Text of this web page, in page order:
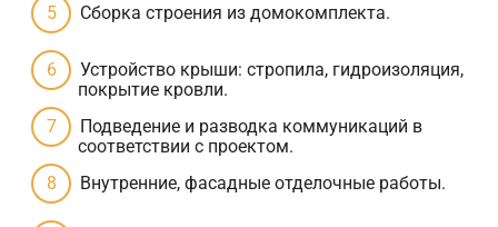
Сборка строения из домокомплекта.
Устройство крыши: стропила, гидроизоляция,
покрытие кровли.
Подведение и разводка коммуникаций в
соответствии с проектом.
Внутренние, фасадные отделочные работы.